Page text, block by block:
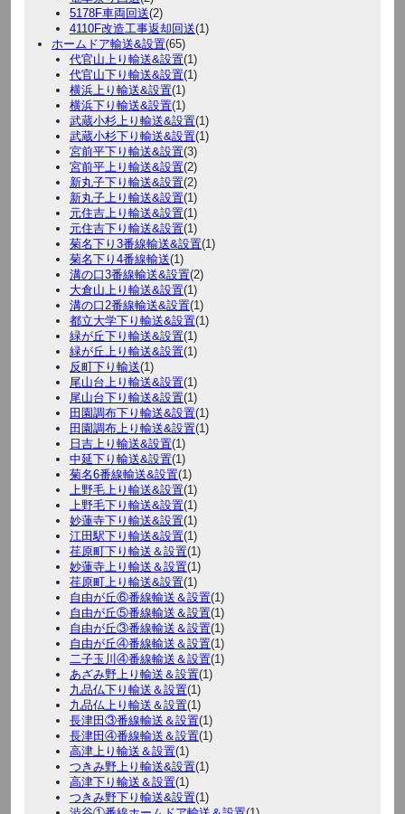
5178F車両回送(2)
4110F改造工事返却回送(1)
ホームドア輸送&設置(65)
代官山上り輸送&設置(1)
代官山下り輸送&設置(1)
横浜上り輸送&設置(1)
横浜下り輸送&設置(1)
武蔵小杉上り輸送&設置(1)
武蔵小杉下り輸送&設置(1)
宮前平下り輸送&設置(3)
宮前平上り輸送&設置(2)
新丸子下り輸送&設置(2)
新丸子上り輸送&設置(1)
元住吉上り輸送&設置(1)
元住吉下り輸送&設置(1)
菊名下り3番線輸送&設置(1)
菊名下り4番線輸送(1)
溝の口3番線輸送&設置(2)
大倉山上り輸送&設置(1)
溝の口2番線輸送&設置(1)
都立大学下り輸送&設置(1)
緑が丘下り輸送&設置(1)
緑が丘上り輸送&設置(1)
反町下り輸送(1)
尾山台上り輸送&設置(1)
尾山台下り輸送&設置(1)
田園調布下り輸送&設置(1)
田園調布上り輸送&設置(1)
日吉上り輸送&設置(1)
中延下り輸送&設置(1)
菊名6番線輸送&設置(1)
上野毛上り輸送&設置(1)
上野毛下り輸送&設置(1)
妙蓮寺下り輸送&設置(1)
江田駅下り輸送&設置(1)
荏原町下り輸送＆設置(1)
妙蓮寺上り輸送＆設置(1)
荏原町上り輸送&設置(1)
自由が丘⑥番線輸送＆設置(1)
自由が丘⑤番線輸送＆設置(1)
自由が丘③番線輸送＆設置(1)
自由が丘④番線輸送＆設置(1)
二子玉川④番線輸送＆設置(1)
あざみ野上り輸送＆設置(1)
九品仏下り輸送＆設置(1)
九品仏上り輸送＆設置(1)
長津田③番線輸送＆設置(1)
長津田④番線輸送＆設置(1)
高津上り輸送＆設置(1)
つきみ野上り輸送&設置(1)
高津下り輸送＆設置(1)
つきみ野下り輸送&設置(1)